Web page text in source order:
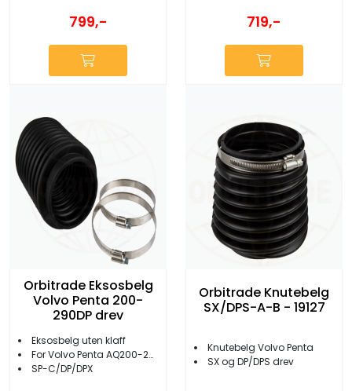
799,- 719,-
Orbitrade Eksosbelg
Volvo Penta 200-
290DP drev
Eksosbelg uten klaff
For Volvo Penta AQ200-290
SP-C/DP/DPX
Orbitrade Knutebelg
SX/DPS-A-B - 19127
Knutebelg Volvo Penta
SX og DP/DPS drev